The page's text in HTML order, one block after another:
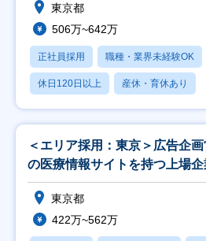
東京都
506万~642万
正社員採用 職種・業界未経験OK
休日120日以上 産休・育休あり
＜エリア採用：東京＞広告企
の医療情報サイトを持つ上場企
東京都
422万~562万